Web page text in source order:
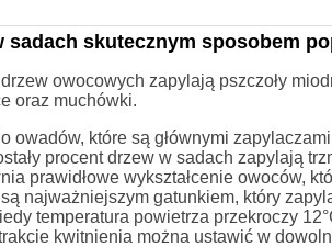
sadach skutecznym sposobem
owocowych zapylają pszczoły
oraz muchówki.
owadów, które są głównymi
procent drzew w sadach zapylają
prawidłowe wykształcenie owoców,
najważniejszym gatunkiem, który
temperatura powietrza przekroczy
kwitnienia można ustawić w